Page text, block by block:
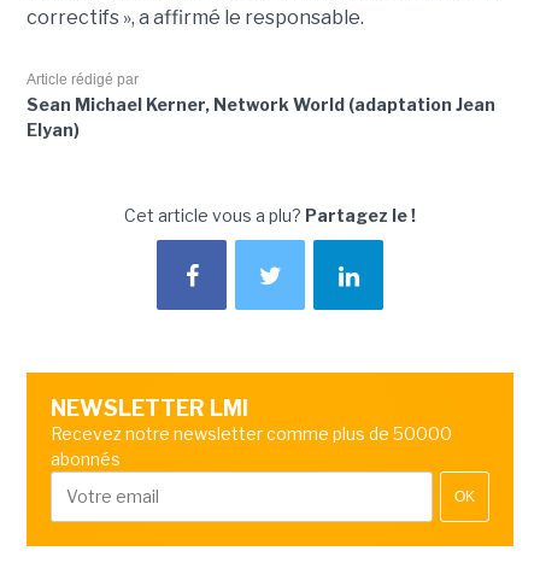
correctifs », a affirmé le responsable.
Article rédigé par
Sean Michael Kerner, Network World (adaptation Jean
Elyan)
Cet article vous a plu? Partagez le !
NEWSLETTER LMI
Recevez notre newsletter comme plus de 50000
abonnés
OK